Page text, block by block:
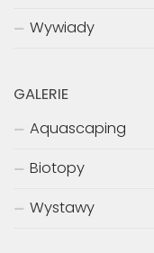
Wywiady
GALERIE
Aquascaping
Biotopy
Wystawy